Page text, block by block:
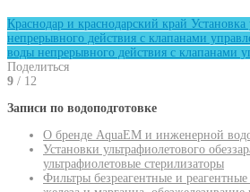
Краснодар и краснодарский край
непрерывного действия с клапанами
воды непрерывного действия с клапанами
Поделиться
9 / 12
Записи по водоподготовке
О бренде AquaEM и инженерной
Установки ультрафиолетового
ультрафиолетовые стерилизаторы
Фильтры безреагентные и